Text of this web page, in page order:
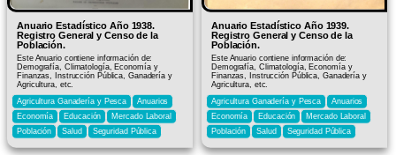
Anuario Estadístico Año 1938.
Registro General y Censo de la
Población.
Este Anuario contiene información de:
Demografía, Climatología, Economía y
Finanzas, Instrucción Pública, Ganadería y
Agricultura, etc.
Agricultura Ganadería y Pesca
Anuarios
Economía
Educación
Mercado Laboral
Población
Salud Seguridad Pública
Anuario Estadístico Año 1939.
Registro General y Censo de la
Población.
Este Anuario contiene información de:
Demografía, Climatología, Economía y
Finanzas, Instrucción Pública, Ganadería y
Agricultura, etc.
Agricultura Ganadería y Pesca
Anuarios
Economía
Educación
Mercado Laboral
Población
Salud Seguridad Pública